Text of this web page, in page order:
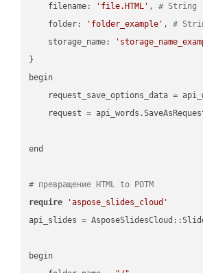
    filename:
'file.HTML' , # String
    folder:
'folder_example' , #
    storage_name:
}
begin
request_save_options_data =
request =
end
# превращение HTML to POTM
require
'aspose_slides_cloud'
api_slides =
begin